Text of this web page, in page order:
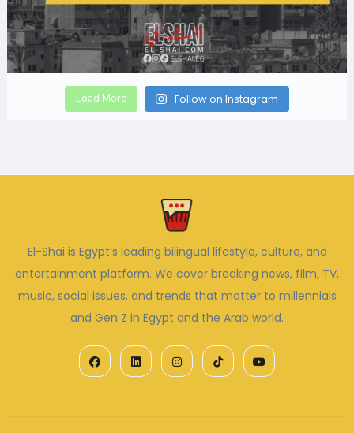
Load More Follow on Instagram
El-Shai is Egypt’s leading bilingual lifestyle, culture, and
entertainment platform. We cover breaking news, film, TV,
music, social issues, and trends that matter to millennials
and Gen Z in Egypt and the Arab world.